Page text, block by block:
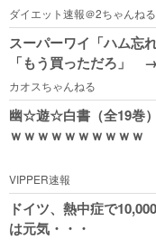
ダイエット速報＠2ちゃんねる
スーパーワイ「ハム忘
「もう買っただろ」
カオスちゃんねる
幽☆遊☆白書（全19巻
ｗｗｗｗｗｗｗｗｗｗ
VIPPER速報
ドイツ、熱中症で
は元気・・・